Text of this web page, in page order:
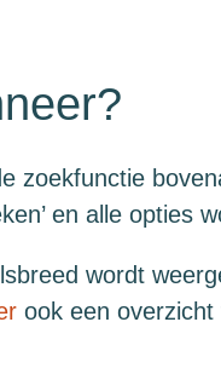
zoekfunctie
en alle opties
wordt
ook een overzicht